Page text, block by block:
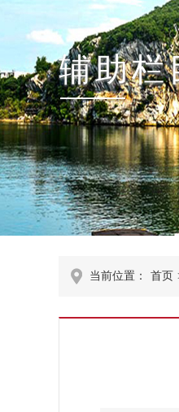
辅助栏
当前位置： 首页